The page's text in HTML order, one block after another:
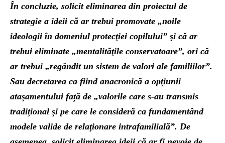
În concluzie, solicit eliminarea din proiectul de
strategie a ideii că ar trebui promovate „noile
ideologii în domeniul protecţiei copilului” şi că ar
trebui eliminate „mentalităţile conservatoare”, ori că
ar trebui „regândit un sistem de valori ale familiilor”.
Sau decretarea ca fiind anacronică a opţiunii
ataşamentului față de „valorile care s-au transmis
tradiţional şi pe care le consideră ca fundamentând
modele valide de relaţionare intrafamilială”. De